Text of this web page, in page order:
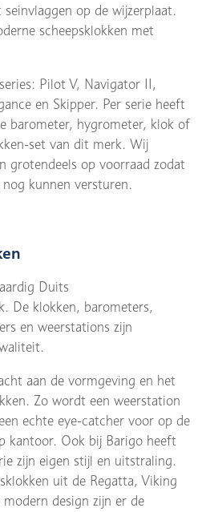
seinvlaggen op de wijzerplaat.
scheepsklokken met
Pilot V, Navigator II,
en Skipper. Per serie heeft
barometer, hygrometer, klok of
set van dit merk. Wij
grotendeels op voorraad zodat
kunnen versturen.
Duits
De klokken, barometers,
en weerstations zijn
aan de vormgeving en het
Zo wordt een weerstation
echte eye-catcher voor op de
kantoor. Ook bij Barigo heeft
zijn eigen stijl en uitstraling.
uit de Regatta, Viking
design zijn er de